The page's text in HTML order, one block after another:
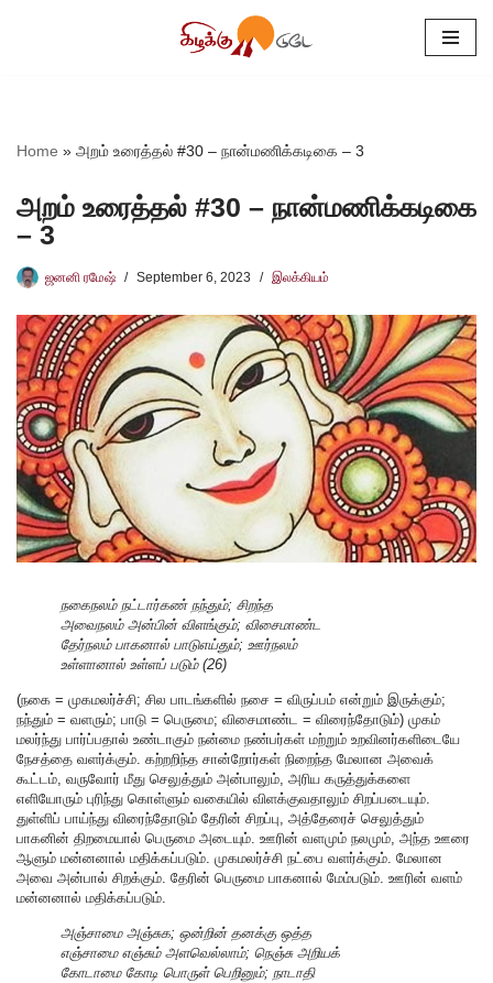
Home » அறம் உரைத்தல் #30 – நான்மணிக்கடிகை – 3
அறம் உரைத்தல் #30 – நான்மணிக்கடிகை
– 3
ஜனனி ரமேஷ் September 6, 2023 இலக்கியம்
நகைநலம் நட்டார்கண் நந்தும்; சிறந்த
அவைநலம் அன்பின் விளங்கும்; விசைமாண்ட
தேர்நலம் பாகனால் பாடுஎய்தும்; ஊர்நலம்
உள்ளானால் உள்ளப் படும் (26)
(நகை = முகமலர்ச்சி; சில பாடங்களில் நசை = விருப்பம் என்றும் இருக்கும்;
நந்தும் = வளரும்; பாடு = பெருமை; விசைமாண்ட = விரைந்தோடும்) முகம்
மலர்ந்து பார்ப்பதால் உண்டாகும் நன்மை நண்பர்கள் மற்றும் உறவினர்களிடையே
நேசத்தை வளர்க்கும். கற்றறிந்த சான்றோர்கள் நிறைந்த மேலான அவைக்
கூட்டம், வருவோர் மீது செலுத்தும் அன்பாலும், அரிய கருத்துக்களை
எளியோரும் புரிந்து கொள்ளும் வகையில் விளக்குவதாலும் சிறப்படையும்.
துள்ளிப் பாய்ந்து விரைந்தோடும் தேரின் சிறப்பு, அத்தேரைச் செலுத்தும்
பாகனின் திறமையால் பெருமை அடையும். ஊரின் வளமும் நலமும், அந்த ஊரை
ஆளும் மன்னனால் மதிக்கப்படும். முகமலர்ச்சி நட்பை வளர்க்கும். மேலான
அவை அன்பால் சிறக்கும். தேரின் பெருமை பாகனால் மேம்படும். ஊரின் வளம்
மன்னனால் மதிக்கப்படும்.
அஞ்சாமை அஞ்சுக; ஒன்றின் தனக்கு ஒத்த
எஞ்சாமை எஞ்சும் அளவெல்லாம்; நெஞ்சு அறியக்
கோடாமை கோடி பொருள் பெறினும்; நாடாதி